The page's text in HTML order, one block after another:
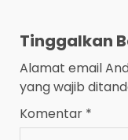
Tinggalkan
Alamat email
yang wajib
Komentar *